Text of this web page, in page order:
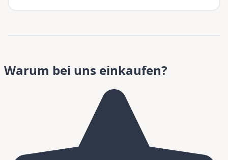
Warum bei uns einkaufen?